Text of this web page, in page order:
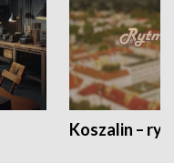
Koszalin –